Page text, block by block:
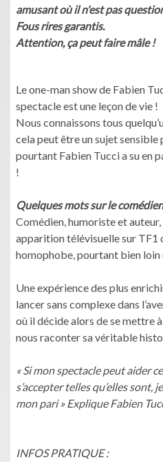
amusant où il n'est pas
Fous rires garantis.
Attention, ça peut faire mâle !
Le one-man show de Fabien
spectacle est une leçon de vie !
Nous connaissons tous
cela peut être un sujet sensible
pourtant Fabien Tucci a su en
!
Quelques mots sur le
Comédien, humoriste et
apparition télévisuelle sur TF1
homophobe, pourtant bien loin
Une expérience des plus
lancer sans complexe dans
où il décide alors de se mettre
nous raconter sa véritable
« Si mon spectacle peut aider
s’accepter telles qu’elles sont,
mon pari » Explique Fabien
INFOS PRATIQUE :